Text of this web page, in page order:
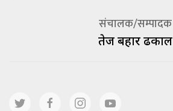
संचालक/सम्पादक
तेज बहादूर ढकाल